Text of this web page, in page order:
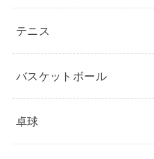
テニス
バスケットボール
卓球